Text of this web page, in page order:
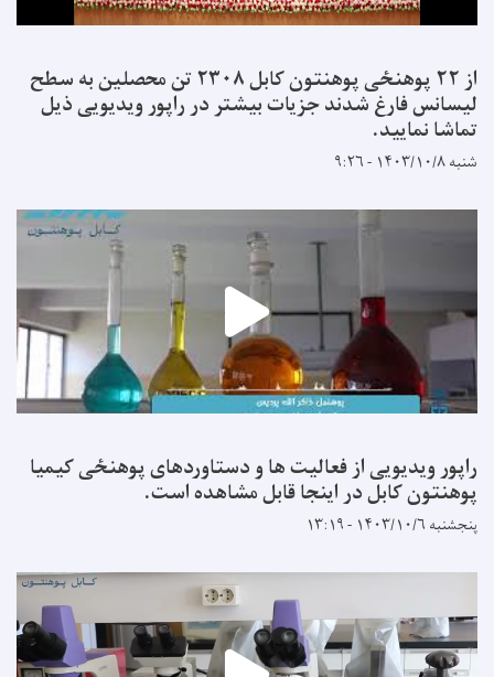
از ۲۲ پوهنځی پوهنتون کابل ۲۳۰۸ تن محصلین به سطح
لیسانس فارغ شدند جزیات بیشتر در راپور ویدیویی ذیل
تماشا نمایید.
شنبه ۱۴۰۳/۱۰/۸ - ۹:۲۶
راپور ویدیویی از فعالیت ها و دستاوردهای پوهنځی کیمیا
پوهنتون کابل در اینجا قابل مشاهده است.
پنجشنبه ۱۴۰۳/۱۰/۶ - ۱۳:۱۹